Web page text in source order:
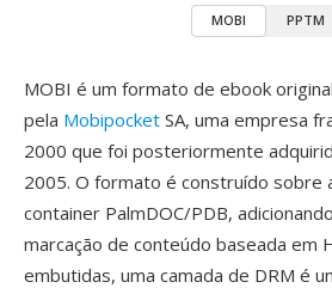
MOBI PPTM
MOBI é um formato de ebook
pela Mobipocket SA, uma empresa
2000 que foi posteriormente
2005. O formato é construído sobre
container PalmDOC/PDB,
marcação de conteúdo baseada em
embutidas, uma camada de DRM é